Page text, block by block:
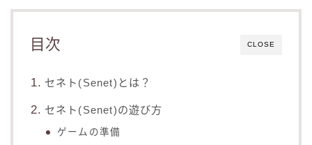
CLOSE
目次
セネト(Senet)とは？
セネト(Senet)の遊び方
ゲームの準備